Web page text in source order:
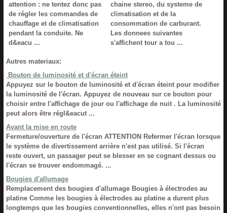
attention : ne tentez donc pas
de régler les commandes de
chauffage et de climatisation
pendant la conduite. Ne
d&eacu ...
chaine stereo, du systeme de
climatisation et de la
consommation de carburant.
Les donnees suivantes
s'affichent tour a tou ...
Autres materiaux:
Bouton de luminosité et d'écran éteint
Appuyez sur le bouton de luminosité et d'écran éteint pour modifier
la luminosité de l'écran. Appuyez de nouveau sur ce bouton pour
choisir entre l'affichage de jour ou l'affichage de nuit . La luminosité
peut alors être régl&eacut ...
Avant la mise en route
Fermeture/ouverture de l'écran ATTENTION Refermer l'écran lorsque
le système de divertissement arrière n'est pas utilisé. Si l'écran
reste ouvert, un passager peut se blesser en se cognant dessus ou
l'écran se trouver endommagé. ...
Bougies d'allumage
Remplacement des bougies d'allumage Bougies à électrodes au
platine Comme les bougies à électrodes au platine a durent plus
longtemps que les bougies conventionnelles, elles n'ont pas besoin